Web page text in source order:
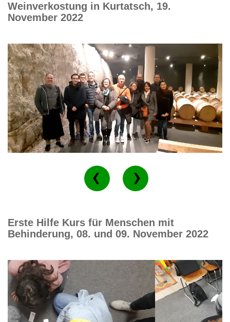
Weinverkostung in Kurtatsch, 19.
November 2022
Erste Hilfe Kurs für Menschen mit
Behinderung, 08. und 09. November 2022